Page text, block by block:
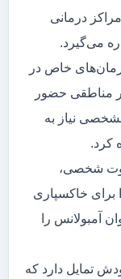
درمانی
می‌گیرد.
زمان‌های خاص در
مناطقی حضور
نیاز به
کرد.
شخصی،
برای خاکسپاری
آمبولانس را
تمایل دارد که